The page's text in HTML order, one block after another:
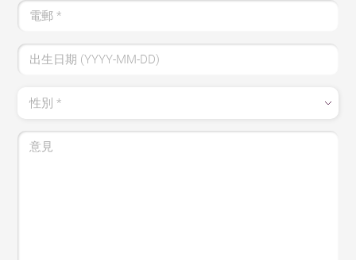
電郵 *
出生日期 (YYYY-MM-DD)
性別 *
意見